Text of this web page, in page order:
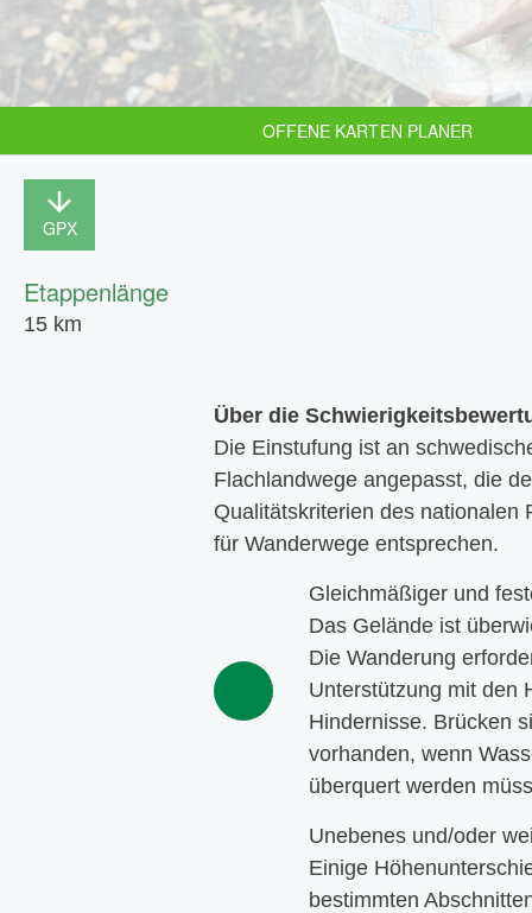
OFFENE KARTEN PLANER
GPX
Etappenlänge
15 km
Über die
Die Einstufung ist an
Flachlandwege angepasst, die
Qualitätskriterien des nationalen
für Wanderwege entsprechen.
Gleichmäßiger und
Das Gelände ist
Die Wanderung
Unterstützung mit den
Hindernisse. Brücken
vorhanden, wenn
überquert werden
Unebenes und/oder
Einige
bestimmten